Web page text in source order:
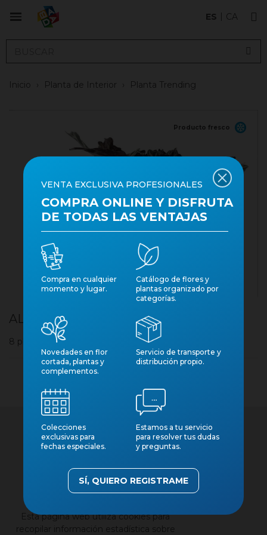
ES CA
Inicio Planta de Interior Planta Trending
Producto fresco
ALOCASIA M12 POLLY
8 plantas por caja
Aviso legal
Esta página web utiliza cookies para
recopilar información estadística sobre
×
VENTA EXCLUSIVA PROFESIONALES
COMPRA ONLINE Y DISFRUTA
DE TODAS LAS VENTAJAS
Compra en cualquier
momento y lugar.
Catálogo de flores y
plantas organizado por
categorías.
Novedades en flor
cortada, plantas y
complementos.
Servicio de transporte y
distribución propio.
Colecciones
exclusivas para
fechas especiales.
Estamos a tu servicio
para resolver tus dudas
y preguntas.
SÍ, QUIERO REGISTRAME